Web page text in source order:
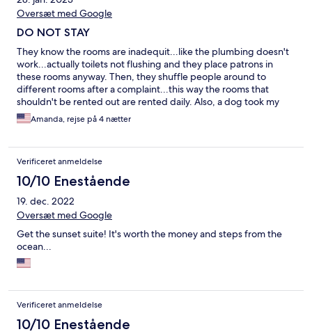
Oversæt med Google
DO NOT STAY
They know the rooms are inadequit...like the plumbing doesn't
work...actually toilets not flushing and they place patrons in
these rooms anyway. Then, they shuffle people around to
different rooms after a complaint...this way the rooms that
shouldn't be rented out are rented daily. Also, a dog took my
Birkenstock and they refused to reimburse me ANYTHING let
alone help me. I've never seen so many unhappy people
terrible.
Amanda, rejse på 4 nætter
Verificeret anmeldelse
10/10 Enestående
19. dec. 2022
Oversæt med Google
Get the sunset suite! It's worth the money and steps from the
ocean...
Verificeret anmeldelse
10/10 Enestående